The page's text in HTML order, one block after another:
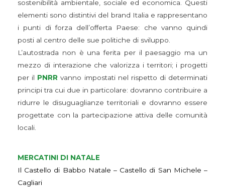
sostenibilità ambientale, sociale ed economica. Questi
elementi sono distintivi del brand Italia e rappresentano
i punti di forza dell’offerta Paese: che vanno quindi
posti al centro delle sue politiche di sviluppo.
L’autostrada non è una ferita per il paesaggio ma un
mezzo di interazione che valorizza i territori; i progetti
per il PNRR vanno impostati nel rispetto di determinati
principi tra cui due in particolare: dovranno contribuire a
ridurre le disuguaglianze territoriali e dovranno essere
progettate con la partecipazione attiva delle comunità
locali.
MERCATINI DI NATALE
Il Castello di Babbo Natale – Castello di San Michele –
Cagliari